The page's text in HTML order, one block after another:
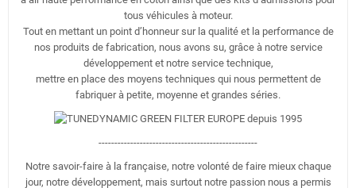
tous véhicules à moteur.
Tout en mettant un point d’honneur sur la qualité et la performance de
nos produits de fabrication, nous avons su, grâce à notre service
développement et notre service technique,
mettre en place des moyens techniques qui nous permettent de
fabriquer à petite, moyenne et grandes séries.
--------------------------------------------------
Notre savoir-faire à la française, notre volonté de faire mieux chaque
jour, notre développement, mais surtout notre passion nous a permis